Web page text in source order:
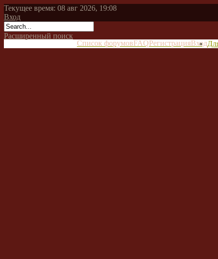
Текущее время: 08 авг 2026, 19:08
Вход
Расширенный поиск
Список форумовFAQРегистрацияВход